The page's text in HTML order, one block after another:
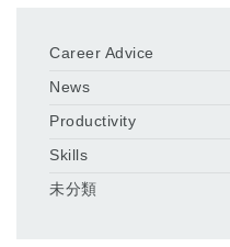
Career Advice
News
Productivity
Skills
未分類